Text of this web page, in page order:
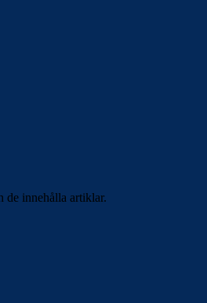
de innehålla artiklar.